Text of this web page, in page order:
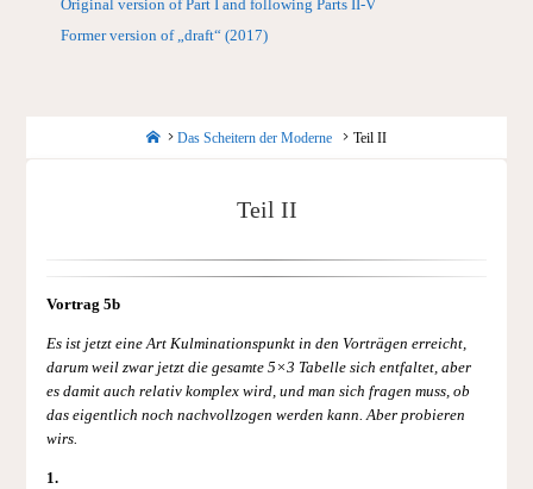
Original version of Part I and following Parts II-V
Former version of „draft“ (2017)
Startseite
Das Scheitern der Moderne Teil II
Teil II
Vortrag 5b
Es ist jetzt eine Art Kulminationspunkt in den Vorträgen erreicht,
darum weil zwar jetzt die gesamte 5×3 Tabelle sich entfaltet, aber
es damit auch relativ komplex wird, und man sich fragen muss, ob
das eigentlich noch nachvollzogen werden kann. Aber probieren
wirs.
1.